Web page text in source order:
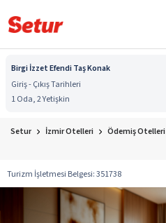
Birgi İzzet Efendi Taş Konak
Giriş - Çıkış Tarihleri
1 Oda, 2 Yetişkin
Setur İzmir Otelleri Ödemiş Otelleri
Turizm İşletmesi Belgesi:351738